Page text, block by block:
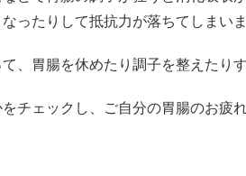
ったりして抵抗力が落ちてしまいま
、胃腸を休めたり調子を整えたり
チェックし、ご自分の胃腸のお疲